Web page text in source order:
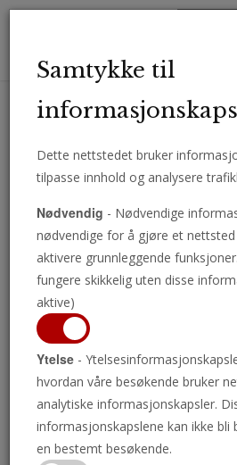
Motta viktige analyser, kommentarer og
Tidenes
Har du noensinne spurt deg
jeg? Hva er jeg? Hvorfor er
mysterium. Verden omkring
mysterium. Nå, kan du forstå!
Samtykke til
Dette nettstedet bruker
tilpasse innhold og analysere
Nødvendig - Nødvendige
nødvendige for å gjøre et
aktivere grunnleggende
fungere skikkelig uten disse
aktive)
Ytelse -
hvordan våre besøkende bruker
analytiske informasjonskapsler.
informasjonskapslene kan ikke bli
en bestemt besøkende.